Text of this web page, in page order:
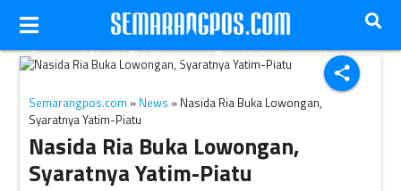
share
Grup musik Nasida Ria. (Instagram-@nasidariasemarang)
Semarangpos.com » News » Nasida Ria Buka Lowongan,
Syaratnya Yatim-Piatu
Nasida Ria Buka Lowongan,
Syaratnya Yatim-Piatu